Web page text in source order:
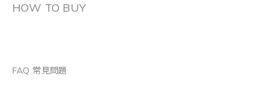
HOW TO BUY
FAQ 常見問題